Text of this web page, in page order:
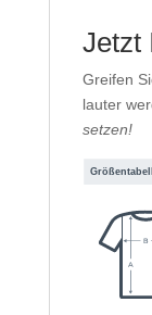
Jetzt
Greifen
lauter
setzen!